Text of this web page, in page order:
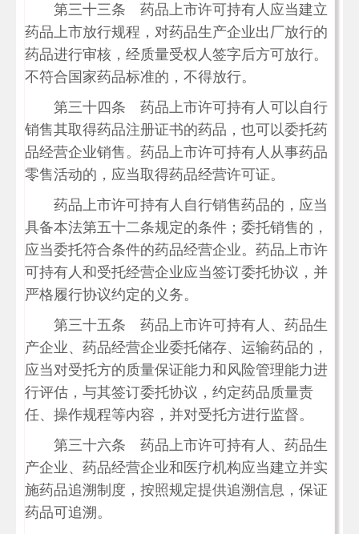
第三十三条 药品上市许可持有人应当建立
药品上市放行规程，对药品生产企业出厂放行的
药品进行审核，经质量受权人签字后方可放行。
不符合国家药品标准的，不得放行。
第三十四条 药品上市许可持有人可以自行
销售其取得药品注册证书的药品，也可以委托药
品经营企业销售。药品上市许可持有人从事药品
零售活动的，应当取得药品经营许可证。
药品上市许可持有人自行销售药品的，应当
具备本法第五十二条规定的条件；委托销售的，
应当委托符合条件的药品经营企业。药品上市许
可持有人和受托经营企业应当签订委托协议，并
严格履行协议约定的义务。
第三十五条 药品上市许可持有人、药品生
产企业、药品经营企业委托储存、运输药品的，
应当对受托方的质量保证能力和风险管理能力进
行评估，与其签订委托协议，约定药品质量责
任、操作规程等内容，并对受托方进行监督。
第三十六条 药品上市许可持有人、药品生
产企业、药品经营企业和医疗机构应当建立并实
施药品追溯制度，按照规定提供追溯信息，保证
药品可追溯。